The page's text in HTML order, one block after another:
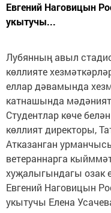
Евгений Наговицын
укытучы...
Лубянның авыл
көллияте
еллар дәвамында
катнашында
Студентлар көче
көллият директоры,
Атказанган
ветераннарга
хуҗалыгындагы озак
Евгений Наговицын
укытучы Елена